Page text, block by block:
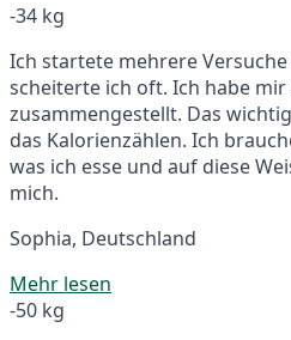
-34 kg
Ich startete mehrere
scheiterte ich oft. Ich habe
zusammengestellt. Das
das Kalorienzählen. Ich
was ich esse und auf diese
mich.
Sophia, Deutschland
Mehr lesen
-50 kg